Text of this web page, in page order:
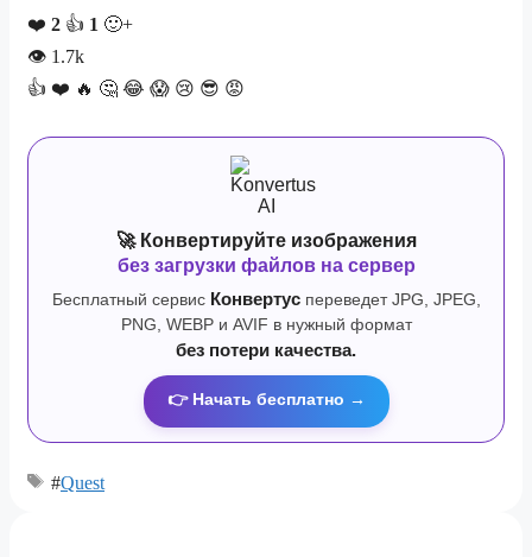
❤️ 2 👍 1 🙂+
👁 1.7k
👍 ❤️ 🔥 🤔 😂 😱 😢 😎 😡
🚀 Конвертируйте изображения
без загрузки файлов на сервер
Бесплатный сервис Конвертуспереведет JPG, JPEG,
PNG, WEBP и AVIF в нужный формат
без потери качества.
👉 Начать бесплатно →
#Quest